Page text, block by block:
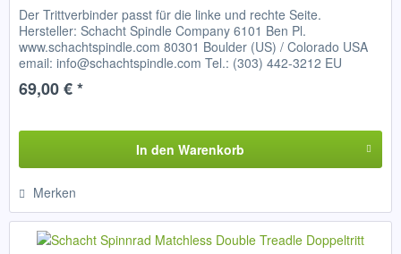
Der Trittverbinder passt für die linke und rechte Seite.
Hersteller: Schacht Spindle Company 6101 Ben Pl.
www.schachtspindle.com 80301 Boulder (US) / Colorado USA
email: info@schachtspindle.com Tel.: (303) 442-3212 EU
69,00 € *
In den Warenkorb
Merken